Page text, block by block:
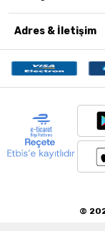
Adres & İletişim
©